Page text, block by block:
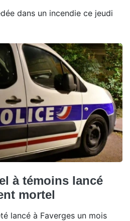
dans un incendie ce jeudi
à témoins lancé
mortel
lancé à Faverges un mois